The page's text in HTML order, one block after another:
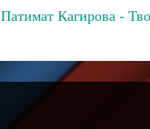
Патимат Кагирова -